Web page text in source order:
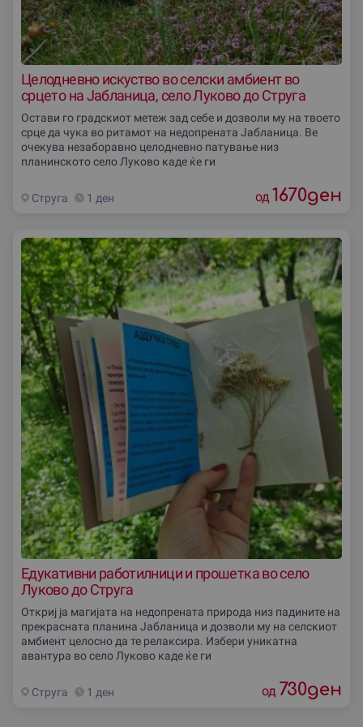
Целодневно искуство во селски амбиент во
срцето на Јабланица, село Луково до Струга
Остави го градскиот метеж зад себе и дозволи му на твоето
срце да чука во ритамот на недопрената Јабланица. Ве
очекува незаборавно целодневно патување низ
планинското село Луково каде ќе ги
Струга 1 ден од 1670ден
Едукативни работилници и прошетка во село
Луково до Струга
Откриј ја магијата на недопрената природа низ падините на
прекрасната планина Јабланица и дозволи му на селскиот
амбиент целосно да те релаксира. Избери уникатна
авантура во село Луково каде ќе ги
Струга 1 ден од 730ден